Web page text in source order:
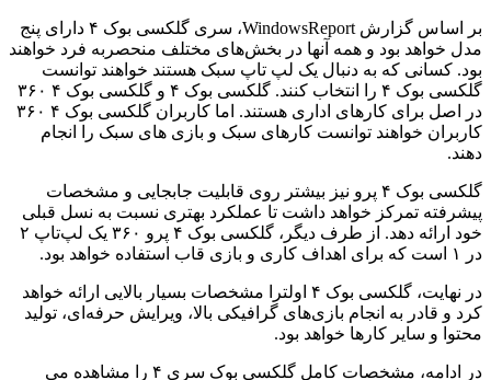
بر اساس گزارش WindowsReport، سری گلکسی بوک ۴ دارای پنج
مدل خواهد بود و همه آنها در بخش‌های مختلف منحصر‌به فرد خواهند
بود. کسانی که به دنبال یک لپ تاپ سبک هستند خواهند توانست
گلکسی بوک ۴ را انتخاب کنند. گلکسی بوک ۴ و گلکسی بوک ۴ ۳۶۰
در اصل برای کارهای اداری هستند. اما کاربران گلکسی بوک ۴ ۳۶۰
کاربران خواهند توانست کارهای سبک و بازی های سبک را انجام
دهند.
گلکسی بوک ۴ پرو نیز بیشتر روی قابلیت جابجایی و مشخصات
پیشرفته تمرکز خواهد داشت تا عملکرد بهتری نسبت به نسل قبلی
خود ارائه دهد. از طرف دیگر، گلکسی بوک ۴ پرو ۳۶۰ یک لپ‌تاپ ۲
در ۱ است که برای اهداف کاری و بازی قاب استفاده خواهد بود.
در نهایت، گلکسی بوک ۴ اولترا مشخصات بسیار بالایی ارائه خواهد
کرد و قادر به انجام بازی‌های گرافیکی بالا، ویرایش حرفه‌ای، تولید
محتوا و سایر کارها خواهد بود.
در ادامه، مشخصات کامل گلکسی بوک سری ۴ را مشاهده می